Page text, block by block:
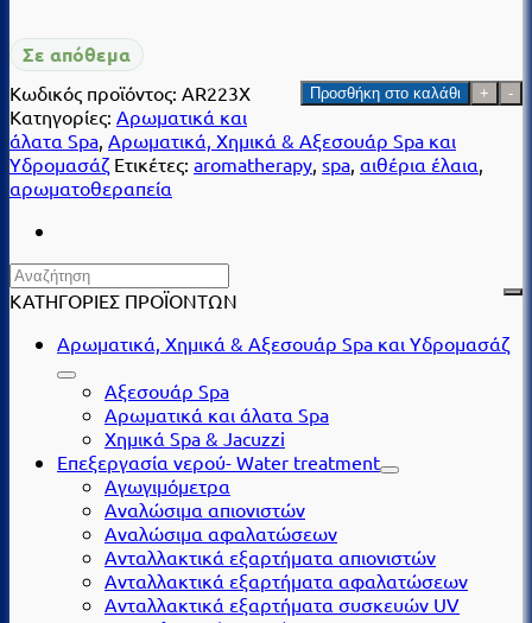
Σε απόθεμα
Polynesian
Paradise
Αρωματικό
Spa
–
με
Φυσικά
265
ποσότητα
Προσθήκη στο καλάθι
Κωδικός προϊόντος: AR223X
Κατηγορίες: Αρωματικά και
άλατα Spa Αρωματικά, Χημικά & Αξεσουάρ Spa και
Υδρομασάζ Ετικέτες: aromatherapy spa αιθέρια έλαια
αρωματοθεραπεία
ΚΑΤΗΓΟΡΙΕΣ ΠΡΟΪΟΝΤΩΝ
Αρωματικά, Χημικά & Αξεσουάρ Spa και Υδρομασάζ
Αξεσουάρ Spa
Αρωματικά και άλατα Spa
Χημικά Spa & Jacuzzi
Επεξεργασία νερού- Water treatment
Αγωγιμόμετρα
Αναλώσιμα απιονιστών
Αναλώσιμα αφαλατώσεων
Ανταλλακτικά εξαρτήματα απιονιστών
Ανταλλακτικά εξαρτήματα αφαλατώσεων
Ανταλλακτικά εξαρτήματα συσκευών UV